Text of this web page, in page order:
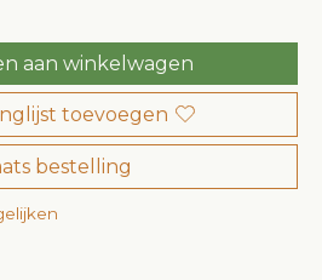
aan winkelwagen
toevoegen
bestelling